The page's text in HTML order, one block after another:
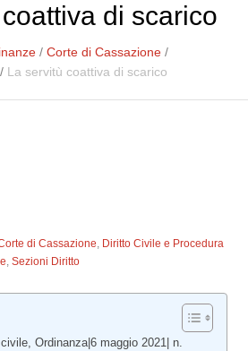
di scarico
/Corte di Cassazione /
/ La servitù coattiva di scarico
di Cassazione, Diritto Civile e Procedura
,Sezioni Diritto
Ordinanza|6 maggio 2021| n.